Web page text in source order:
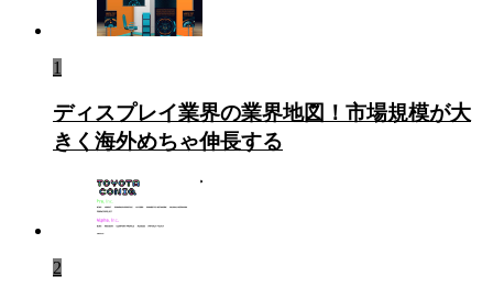
1
ディスプレイ業界の業界地図！市場規模が大
きく海外めちゃ伸長する
2